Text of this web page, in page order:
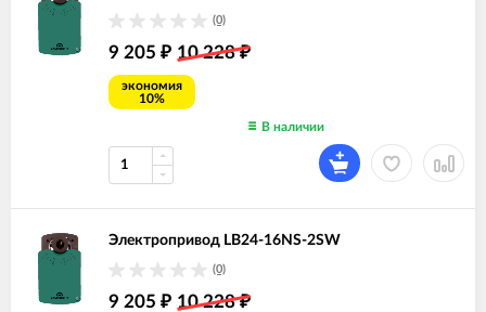
(0)
9 205 ₽ 10 228₽
экономия
10%
В наличии
Электропривод LB24-16NS-2SW
(0)
9 205 ₽ 10 228₽